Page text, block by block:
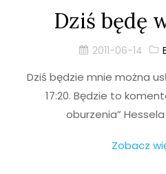
Dziś będę
2011-06-14
Dziś będzie mnie można
17:20. Będzie to
oburzenia”
Zobacz